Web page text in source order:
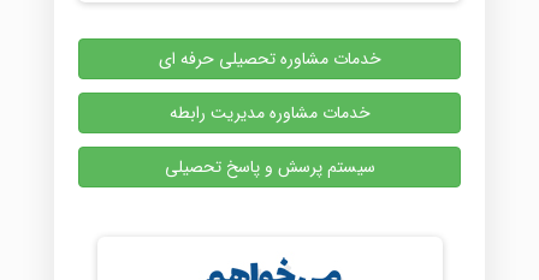
خدمات مشاوره تحصیلی حرفه ای
خدمات مشاوره مدیریت رابطه
سیستم پرسش و پاسخ تحصیلی